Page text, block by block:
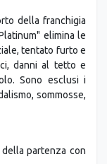
della franchigia
elimina le
tentato furto e
danni al tetto e
Sono esclusi i
sommosse,
partenza con